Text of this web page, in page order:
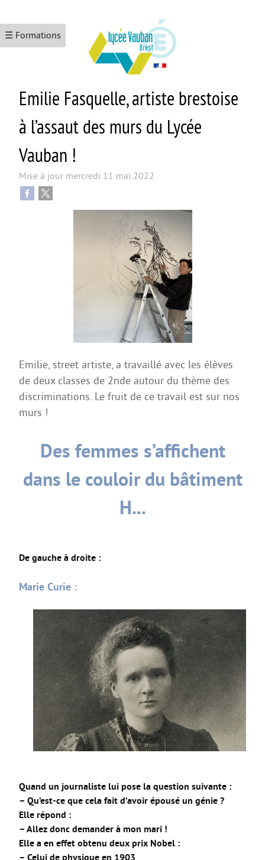
☰ Formations
ACCUEIL
LE LYCÉE
Le numérique
L’école promotrice de la santé
La Coopérative des manuels scolaires
Internat et restauration
Dossiers d’inscription
FORMATIONS PRO
3ème PM
Bac Pro MELEC
Bac Pro MV
CAP SM
ULIS
FORMATIONS GÉNÉRALES
Bac Général
STL
STD2A
STI2D
UNSS et EPS
Section Euro
Option facultative Théâtre
Brevet d’initiation à l’aéronautique
Brevet d’Initiation à la Mer
Emilie Fasquelle, artiste brestoise
à l’assaut des murs du Lycée
Vauban !
Mise à jour mercredi 11 mai 2022
Emilie, street artiste, a travaillé avec les élèves
de deux classes de 2nde autour du thème des
discriminations. Le fruit de ce travail est sur nos
murs !
Des femmes s’affichent
dans le couloir du bâtiment
H...
De gauche à droite :
Marie Curie :
Quand un journaliste lui pose la question suivante :
– Qu’est-ce que cela fait d’avoir épousé un génie ?
Elle répond :
– Allez donc demander à mon mari !
Elle a en effet obtenu deux prix Nobel :
– Celui de physique en 1903